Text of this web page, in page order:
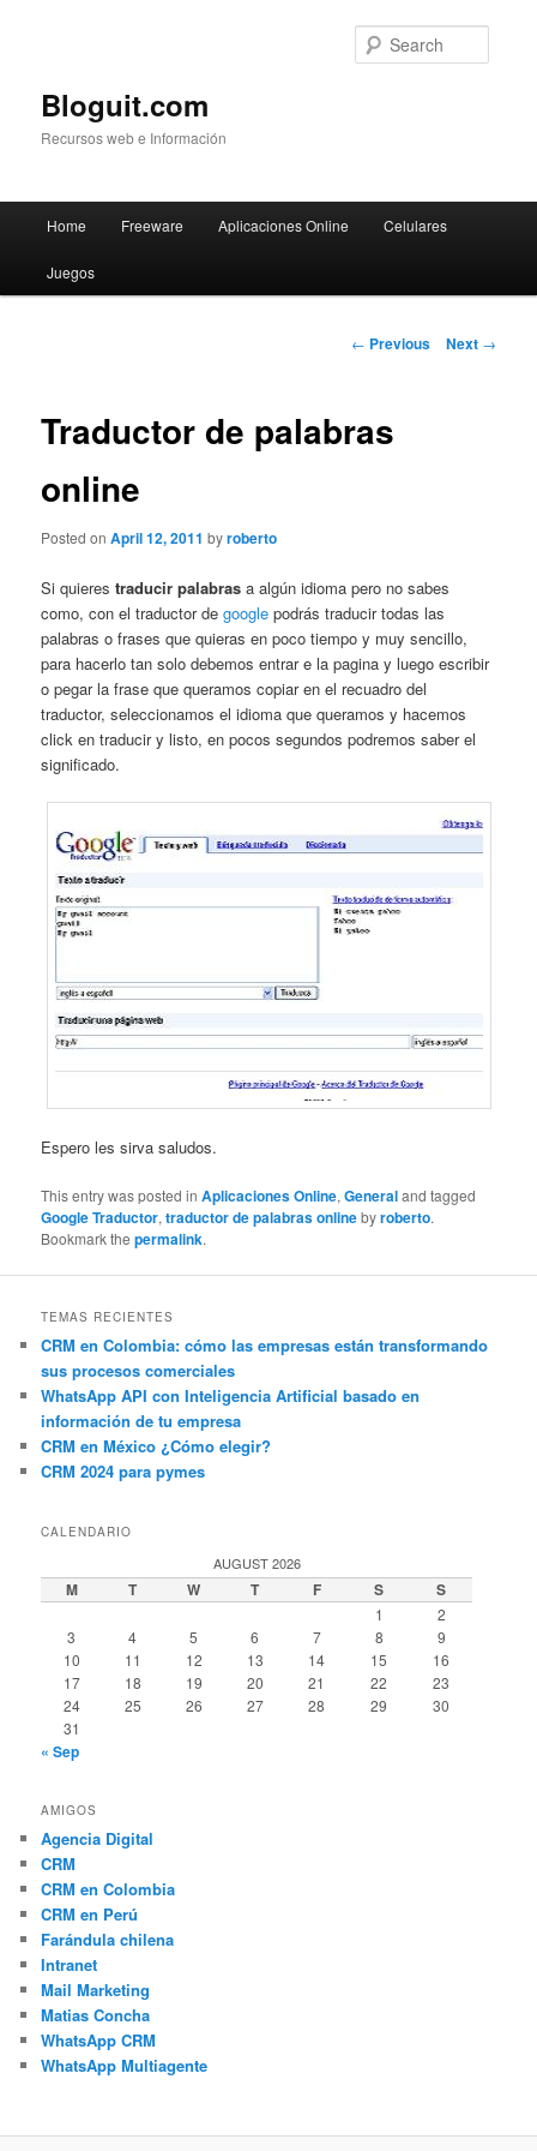
Bloguit.com
Recursos web e Información
Skip
to
Home Freeware Aplicaciones Online Celulares
Juegos
Post
← Previous Next →
Traductor de palabras
online
Posted onApril 12, 2011 byroberto
Si quierestraducir palabras a algún idioma pero no sabes
como, con el traductor degoogle podrás traducir todas las
palabras o frases que quieras en poco tiempo y muy sencillo,
para hacerlo tan solo debemos entrar e la pagina y luego escribir
o pegar la frase que queramos copiar en el recuadro del
traductor, seleccionamos el idioma que queramos y hacemos
click en traducir y listo, en pocos segundos podremos saber el
significado.
Espero les sirva saludos.
This entry was posted inAplicaciones Online,Generaland tagged
Google Traductor,traductor de palabras onlinebyroberto.
Bookmark thepermalink.
TEMAS RECIENTES
CRM en Colombia: cómo las empresas están transformando
sus procesos comerciales
WhatsApp API con Inteligencia Artificial basado en
información de tu empresa
CRM en México ¿Cómo elegir?
CRM 2024 para pymes
CALENDARIO
AUGUST 2026
M T W T F S S
1
2
3
4 5 6 7 8
9
10
11 12 13 14 15
16
17
18 19 20 21 22
23
24
25 26 27 28 29
30
31
« Sep
AMIGOS
Agencia Digital
CRM
CRM en Colombia
CRM en Perú
Farándula chilena
Intranet
Mail Marketing
Matias Concha
WhatsApp CRM
WhatsApp Multiagente